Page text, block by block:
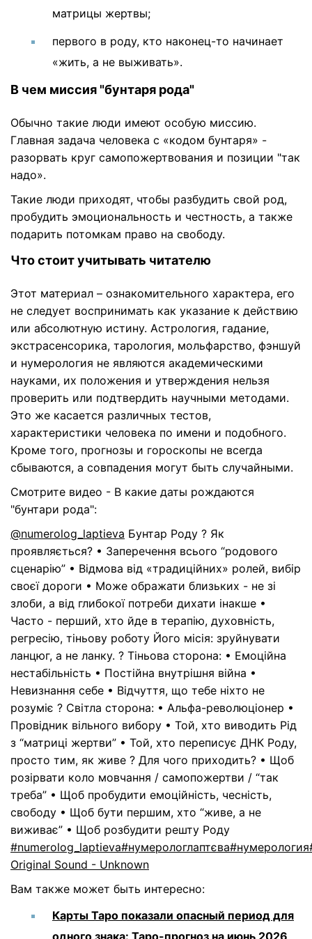
матрицы жертвы;
первого в роду, кто наконец-то начинает
«жить, а не выживать».
В чем миссия "бунтаря рода"
Обычно такие люди имеют особую миссию.
Главная задача человека с «кодом бунтаря» -
разорвать круг самопожертвования и позиции "так
надо».
Такие люди приходят, чтобы разбудить свой род,
пробудить эмоциональность и честность, а также
подарить потомкам право на свободу.
Что стоит учитывать читателю
Этот материал – ознакомительного характера, его
не следует воспринимать как указание к действию
или абсолютную истину. Астрология, гадание,
экстрасенсорика, тарология, мольфарство, фэншуй
и нумерология не являются академическими
науками, их положения и утверждения нельзя
проверить или подтвердить научными методами.
Это же касается различных тестов,
характеристики человека по имени и подобного.
Кроме того, прогнозы и гороскопы не всегда
сбываются, а совпадения могут быть случайными.
Смотрите видео - В какие даты рождаются
"бунтари рода":
@numerolog_laptieva Бунтар Роду ? Як
проявляється? • Заперечення всього “родового
сценарію” • Відмова від «традиційних» ролей, вибір
своєї дороги • Може ображати близьких - не зі
злоби, а від глибокої потреби дихати інакше •
Часто - перший, хто йде в терапію, духовність,
регресію, тіньову роботу Його місія: зруйнувати
ланцюг, а не ланку. ?️ Тіньова сторона: • Емоційна
нестабільність • Постійна внутрішня війна •
Невизнання себе • Відчуття, що тебе ніхто не
розуміє ? Світла сторона: • Альфа-революціонер •
Провідник вільного вибору • Той, хто виводить Рід
з “матриці жертви” • Той, хто переписує ДНК Роду,
просто тим, як живе ? Для чого приходить? • Щоб
розірвати коло мовчання / самопожертви / “так
треба” • Щоб пробудити емоційність, чесність,
свободу • Щоб бути першим, хто “живе, а не
виживає” • Щоб розбудити решту Роду
#numerolog_laptieva#нумерологлаптєва#нумерология
Original Sound - Unknown
Вам также может быть интересно:
Карты Таро показали опасный период для
одного знака: Таро-прогноз на июнь 2026